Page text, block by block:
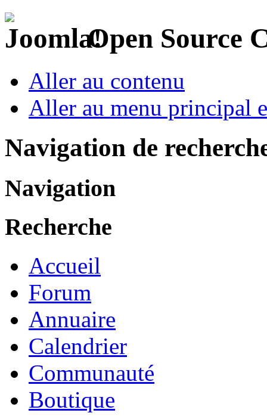
Open Source
Aller au contenu
Aller au menu principal
Navigation de
Navigation
Recherche
Accueil
Forum
Annuaire
Calendrier
Communauté
Boutique